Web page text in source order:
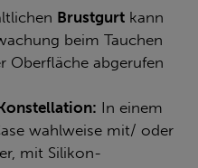
Brustgurt kann
beim Tauchen
Oberfläche abgerufen
In einem
wahlweise mit/ oder
mit Silikon-